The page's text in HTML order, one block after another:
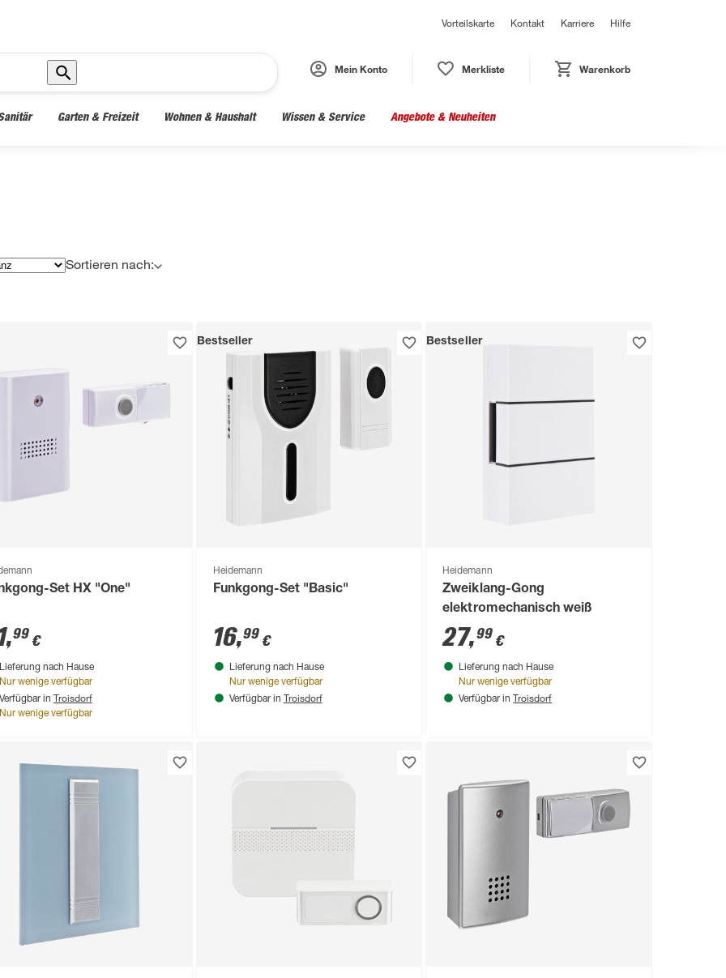
Vorteilskarte Kontakt Karriere Hilfe
Mein Konto Merkliste Warenkorb
Garten & Freizeit Wohnen & Haushalt Wissen & Service Angebote & Neuheiten
Sortieren nach:
Set HX "One"
,99 €
Lieferung nach Hause
Nur wenige verfügbar
Verfügbar in Troisdorf
Nur wenige verfügbar
Bestseller
Heidemann
Funkgong-Set "Basic"
16,99€
Lieferung nach Hause
Nur wenige verfügbar
Verfügbar in Troisdorf
Bestseller
Heidemann
Zweiklang-Gong
elektromechanisch weiß
27,99 €
Lieferung nach Hause
Nur wenige verfügbar
Verfügbar in Troisdorf